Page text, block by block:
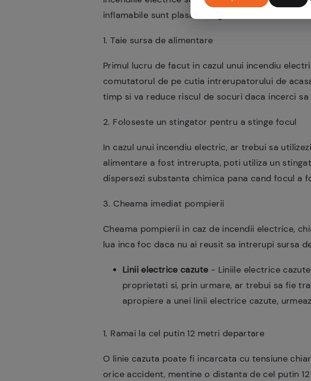
inflamabile sunt plasate langa un bec. In caz de
1. Taie sursa de alimentare
Primul lucru de facut in cazul unui incendiu
comutatorul de pe cutia intrerupatorului de
timp si va reduce riscul de socuri daca incerci
2. Foloseste un stingator pentru a stinge focul
In cazul unui incendiu electric, ar trebui sa
alimentare a fost intrerupta, poti utiliza un
dispersezi substanta chimica pana cand focul a
3. Cheama imediat pompierii
Cheama pompierii in caz de incendii electrice,
lua inca foc daca nu ai reusit sa intrerupi sursa
Linii electrice cazute- Liniile electrice
proprietati si, prin urmare, ar trebui sa fie
apropiere a unei linii electrice cazute,
1. Ramai la cel putin 12 metri departare
O linie cazuta poate fi incarcata cu tensiune
orice accident, mentine o distanta de cel putin